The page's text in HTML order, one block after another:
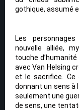
gothique, assumé
Les
nouvelle alliée,
touche
avec Van Helsing
et le sacrifice. Ce
donnant un sens à
seulement une
de sens, une